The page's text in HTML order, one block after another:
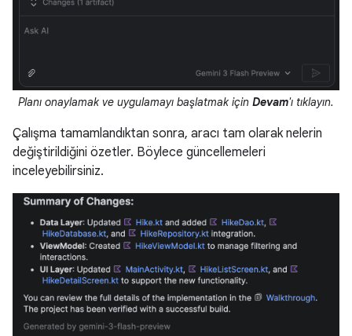
Planı onaylamak ve uygulamayı başlatmak için Devam'ı tıklayın.
Çalışma tamamlandıktan sonra, aracı tam olarak nelerin
değiştirildiğini özetler. Böylece güncellemeleri
inceleyebilirsiniz.